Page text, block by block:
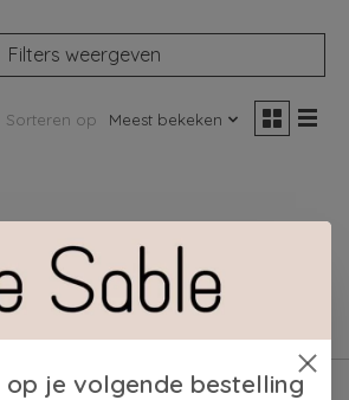
Filters weergeven
Sorteren op Meest bekeken
producten gevonden!
op je volgende bestelling